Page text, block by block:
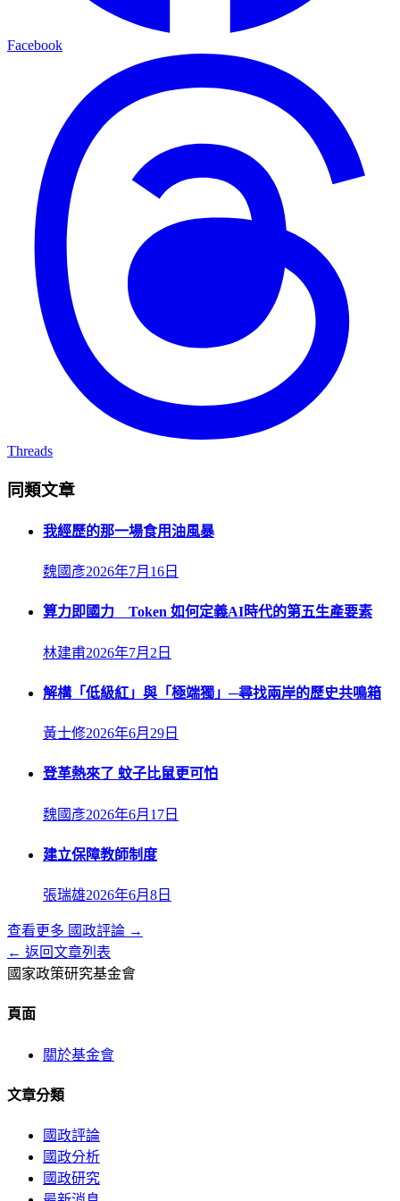
Facebook
Threads
同類文章
我經歷的那一場食用油風暴
魏國彥2026年7月16日
算力即國力 Token 如何定義AI時代的第五生產要素
林建甫2026年7月2日
解構「低級紅」與「極端獨」─尋找兩岸的歷史共鳴箱
黃士修2026年6月29日
登革熱來了 蚊子比鼠更可怕
魏國彥2026年6月17日
建立保障教師制度
張瑞雄2026年6月8日
查看更多 國政評論 →
← 返回文章列表
國家政策研究基金會
頁面
關於基金會
文章分類
國政評論
國政分析
國政研究